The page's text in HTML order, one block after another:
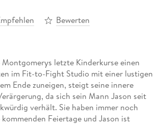
Bewerten
letzte Kinderkurse einen
im Fit-to-Fight Studio mit einer lustigen
Ende zuneigen, steigt seine innere
da sich sein Mann Jason seit
verhält. Sie haben immer noch
Feiertage und Jason ist